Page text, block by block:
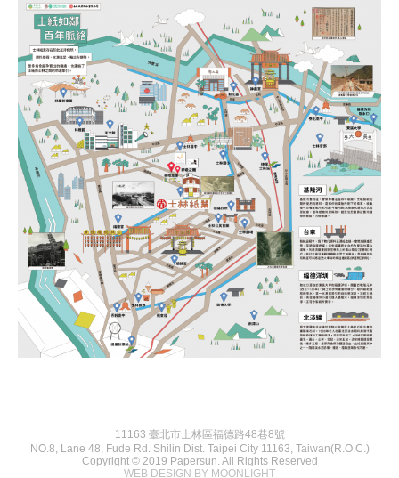
11163 臺北市士林區福德路48巷8號
NO.8, Lane 48, Fude Rd. Shilin Dist. Taipei City 11163, Taiwan(R.O.C.)
Copyright © 2019 Papersun. All Rights Reserved
WEB DESIGN BY MOONLIGHT